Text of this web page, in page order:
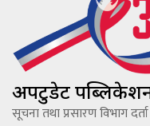
अपटुडेट पब्लिकेशन
सूचना तथा प्रसारण विभाग